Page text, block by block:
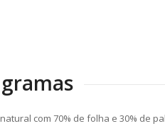
com 70% de folha e 30% de